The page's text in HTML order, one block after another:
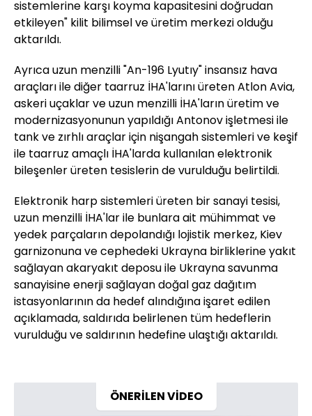
sistemlerine karşı koyma kapasitesini doğrudan
etkileyen" kilit bilimsel ve üretim merkezi olduğu
aktarıldı.
Ayrıca uzun menzilli "An-196 Lyutıy" insansız hava
araçları ile diğer taarruz İHA'larını üreten Atlon Avia,
askeri uçaklar ve uzun menzilli İHA'ların üretim ve
modernizasyonunun yapıldığı Antonov işletmesi ile
tank ve zırhlı araçlar için nişangah sistemleri ve keşif
ile taarruz amaçlı İHA'larda kullanılan elektronik
bileşenler üreten tesislerin de vurulduğu belirtildi.
Elektronik harp sistemleri üreten bir sanayi tesisi,
uzun menzilli İHA'lar ile bunlara ait mühimmat ve
yedek parçaların depolandığı lojistik merkez, Kiev
garnizonuna ve cephedeki Ukrayna birliklerine yakıt
sağlayan akaryakıt deposu ile Ukrayna savunma
sanayisine enerji sağlayan doğal gaz dağıtım
istasyonlarının da hedef alındığına işaret edilen
açıklamada, saldırıda belirlenen tüm hedeflerin
vurulduğu ve saldırının hedefine ulaştığı aktarıldı.
ÖNERİLEN VİDEO